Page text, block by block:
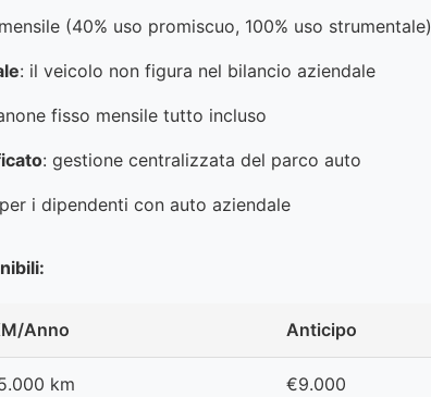
(40% uso promiscuo, 100% uso strumentale)
: il veicolo non figura nel bilancio aziendale
fisso mensile tutto incluso
: gestione centralizzata del parco auto
per i dipendenti con auto aziendale
Anno Anticipo
km €9.000